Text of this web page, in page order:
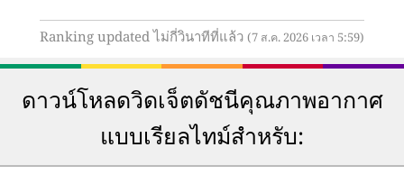
Ranking updated ไม่กี่วินาทีที่แล้ว (7 ส.ค. 2026 เวลา 5:59)
ดาวน์โหลดวิดเจ็ตดัชนีคุณภาพอากาศ
แบบเรียลไทม์สำหรับ: